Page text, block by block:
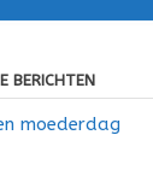
BERICHTEN
moederdag